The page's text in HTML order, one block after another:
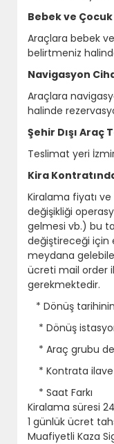
Bebek ve
Araçlara bebek
belirtmeniz
Navigasyon
Araçlara
halinde
Şehir Dışı Araç
Teslimat yeri
Kira
Kiralama fiyatı
değişikliği
gelmesi vb.) bu
değiştireceği için
meydana
ücreti mail order
gerekmektedir.
* Dönüş
* Dönüş
* Araç grubu
* Kontrata
* Saat Farkı
Kiralama süresi
1 günlük ücret
Muafiyetli Kaza